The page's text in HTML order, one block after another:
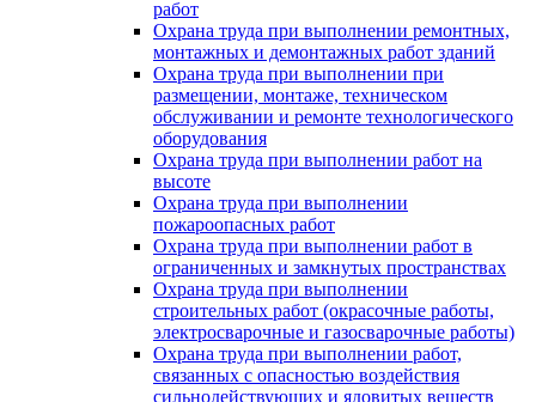
работ
Охрана труда при выполнении ремонтных,
монтажных и демонтажных работ зданий
Охрана труда при выполнении при
размещении, монтаже, техническом
обслуживании и ремонте технологического
оборудования
Охрана труда при выполнении работ на
высоте
Охрана труда при выполнении
пожароопасных работ
Охрана труда при выполнении работ в
ограниченных и замкнутых пространствах
Охрана труда при выполнении
строительных работ (окрасочные работы,
электросварочные и газосварочные работы)
Охрана труда при выполнении работ,
связанных с опасностью воздействия
сильнодействующих и ядовитых веществ